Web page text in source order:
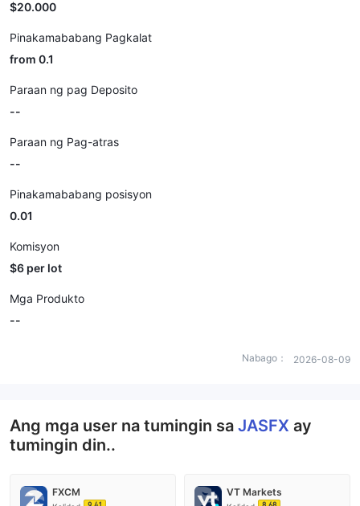
$20.000
Pinakamababang Pagkalat
from 0.1
Paraan ng pag Deposito
--
Paraan ng Pag-atras
--
Pinakamababang posisyon
0.01
Komisyon
$6 per lot
Mga Produkto
--
Nabago： 2026-08-09
Ang mga user na tumingin sa JASFX ay
tumingin din..
FXCM VT Markets